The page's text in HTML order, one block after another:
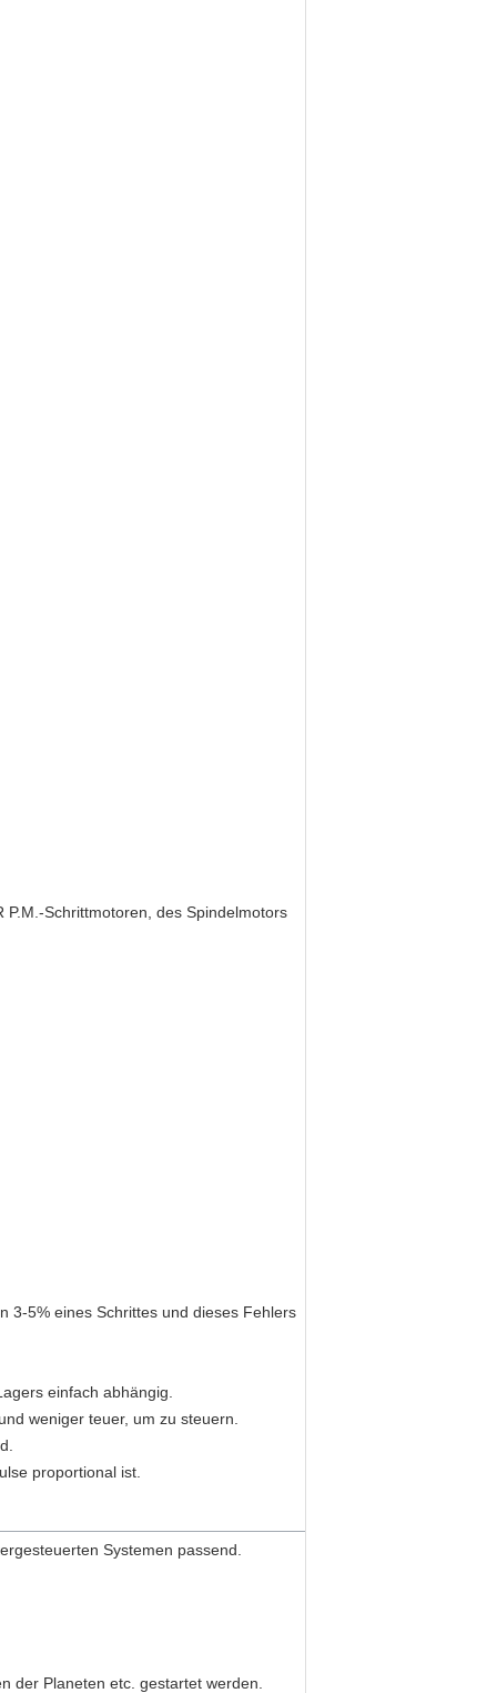
Schrittmotoren, des Spindelmotors
3-5% eines Schrittes und dieses Fehlers
einfach abhängig.
weniger teuer, um zu steuern.
proportional ist.
Systemen passend.
der Planeten etc. gestartet werden.